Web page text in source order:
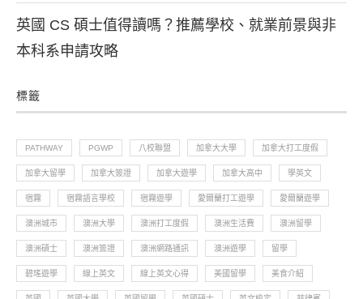
英國 CS 碩士值得讀嗎？推薦學校、就業前景與非
本科系申請攻略
標籤
PATHWAY PGWP 八校聯盟 加拿大大學 加拿大打工度假
加拿大留學 加拿大簽證 加拿大遊學 加拿大高中 學英文
宿霧 宿霧語言學校 宿霧遊學 愛爾蘭打工遊學 愛爾蘭遊學
澳洲城市 澳洲大學 澳洲打工度假 澳洲生活費 澳洲留學
澳洲碩士 澳洲簽證 澳洲網路通訊 澳洲遊學 留學
碧瑤遊學 線上英文 線上英文心得 美國留學 美食介紹